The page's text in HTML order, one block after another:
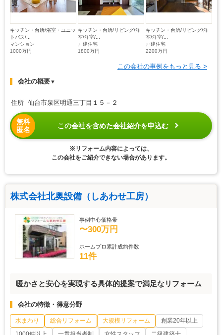
キッチン・台所/浴室・ユニッ
トバス/...
マンション
1000万円
キッチン・台所/リビング/洋
室/洋室/...
戸建住宅
1800万円
キッチン・台所/リビング/洋
室/洋室/...
戸建住宅
2200万円
この会社の事例をもっと見る >
会社の概要▼
住所 仙台市泉区明通三丁目１５－２
無料
匿名
この会社を含めた会社紹介を申込む
※リフォーム内容によっては、
この会社をご紹介できない場合があります。
株式会社北奥設備（しあわせ工房）
事例中心価格帯
〜300万円
ホームプロ累計成約件数
11件
暖かさと安心を実現する具体的提案で満足なリフォーム
会社の特徴・得意分野
水まわり 総合リフォーム 大規模リフォーム
創業20年以上